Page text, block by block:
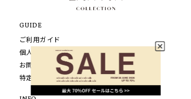
GUIDE
ご利用ガイド
個人情報保護方針について
お問い合わせ
特定商取引法に基づく表示